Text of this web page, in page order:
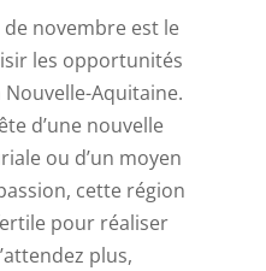
novembre est le
les opportunités
Aquitaine.
d’une nouvelle
ou d’un moyen
cette région
pour réaliser
plus,